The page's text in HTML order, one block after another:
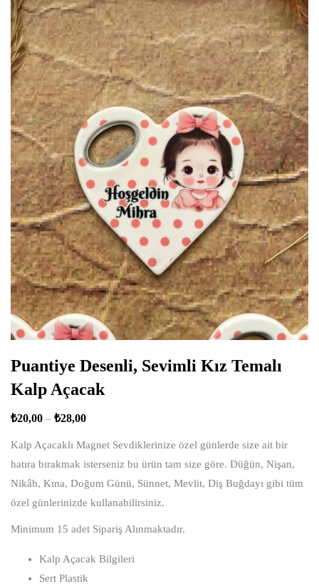
Puantiye Desenli, Sevimli Kız Temalı
Kalp Açacak
₺20,00 – ₺28,00
Kalp Açacaklı Magnet Sevdiklerinize özel günlerde size ait bir
hatıra bırakmak isterseniz bu ürün tam size göre. Düğün, Nişan,
Nikâh, Kına, Doğum Günü, Sünnet, Mevlit, Diş Buğdayı gibi tüm
özel günlerinizde kullanabilirsiniz.
Minimum 15 adet Sipariş Alınmaktadır.
Kalp Açacak Bilgileri
Sert Plastik